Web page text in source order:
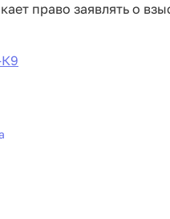
право заявлять о